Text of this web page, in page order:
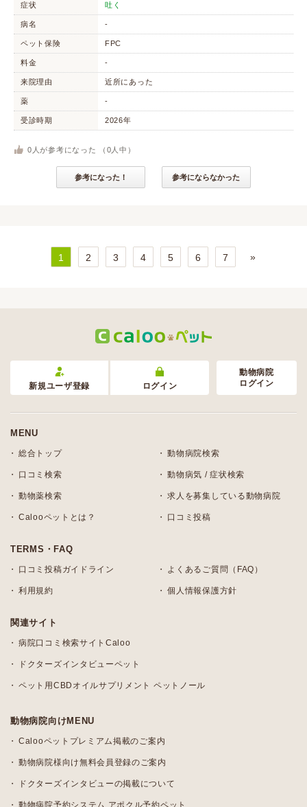
症状 吐く
病名 -
ペット保険 FPC
料金 -
来院理由 近所にあった
薬 -
受診時期 2026年
0 人が参考になった （ 0 人中）
参考になった！ 参考にならなかった
1 2 3 4 5 6 7 »
新規ユーザ登録 ログイン
動物病院
ログイン
MENU
総合トップ 動物病院検索
口コミ検索 動物病気 / 症状検索
動物薬検索 求人を募集している動物病院
Calooペットとは？ 口コミ投稿
TERMS・FAQ
口コミ投稿ガイドライン よくあるご質問（FAQ）
利用規約 個人情報保護方針
関連サイト
病院口コミ検索サイトCaloo
ドクターズインタビューペット
ペット用CBDオイルサプリメント ペットノール
動物病院向けMENU
Calooペットプレミアム掲載のご案内
動物病院様向け無料会員登録のご案内
ドクターズインタビューの掲載について
動物病院予約システム アポクル予約ペット